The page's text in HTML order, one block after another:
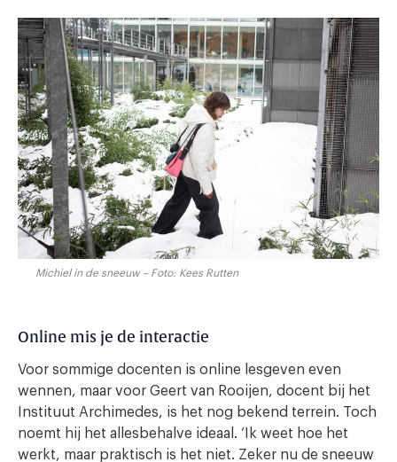
Michiel in de sneeuw – Foto: Kees Rutten
Online mis je de interactie
Voor sommige docenten is online lesgeven even
wennen, maar voor Geert van Rooijen, docent bij het
Instituut Archimedes, is het nog bekend terrein. Toch
noemt hij het allesbehalve ideaal. ‘Ik weet hoe het
werkt, maar praktisch is het niet. Zeker nu de sneeuw